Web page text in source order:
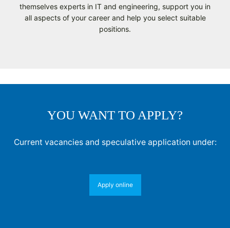
themselves experts in IT and engineering, support you in
all aspects of your career and help you select suitable
positions.
YOU WANT TO APPLY?
Current vacancies and speculative application under:
Apply online